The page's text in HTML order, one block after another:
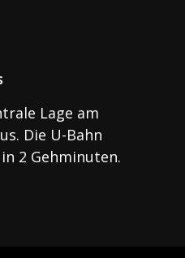
Lage am
Die U-Bahn
2 Gehminuten.